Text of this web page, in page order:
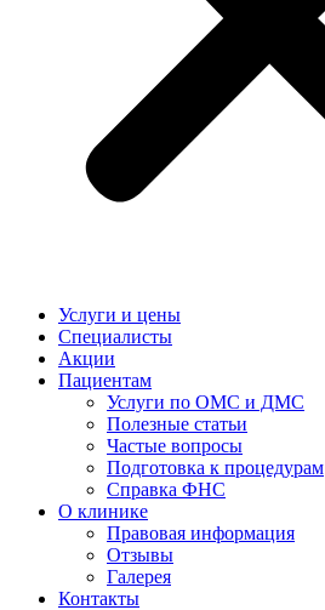
Услуги и цены
Специалисты
Акции
Пациентам
Услуги по ОМС и ДМС
Полезные статьи
Частые вопросы
Подготовка к процедурам
Справка ФНС
О клинике
Правовая информация
Отзывы
Галерея
Контакты